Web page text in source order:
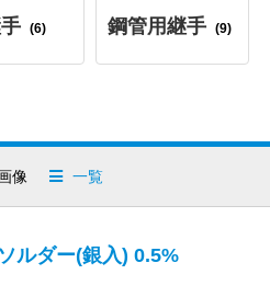
(6) 鋼管用継手 (9)
像 一覧
ルダー(銀入) 0.5%